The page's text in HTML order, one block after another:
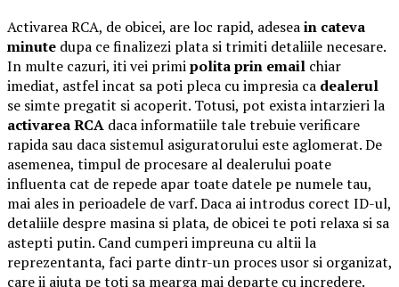
Activarea RCA, de obicei, are loc rapid, adeseain cateva
minute dupa ce finalizezi plata si trimiti detaliile necesare.
In multe cazuri, iti vei primipolita prin email chiar
imediat, astfel incat sa poti pleca cu impresia ca dealerul
se simte pregatit si acoperit. Totusi, pot exista intarzieri la
activarea RCA daca informatiile tale trebuie verificare
rapida sau daca sistemul asiguratorului este aglomerat. De
asemenea, timpul de procesare al dealerului poate
influenta cat de repede apar toate datele pe numele tau,
mai ales in perioadele de varf. Daca ai introdus corect ID-ul,
detaliile despre masina si plata, de obicei te poti relaxa si sa
astepti putin. Cand cumperi impreuna cu altii la
reprezentanta, faci parte dintr-un proces usor si organizat,
care ii ajuta pe toti sa mearga mai departe cu incredere.